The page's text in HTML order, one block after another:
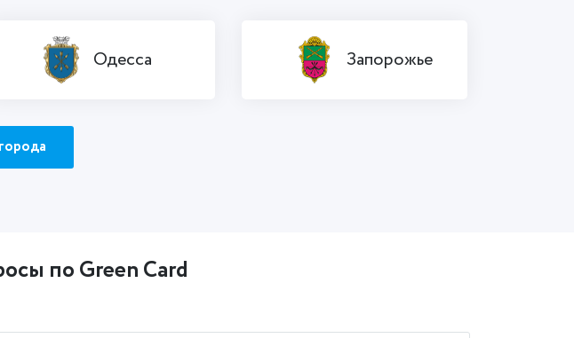
Одесса Запорожье
по Green Card